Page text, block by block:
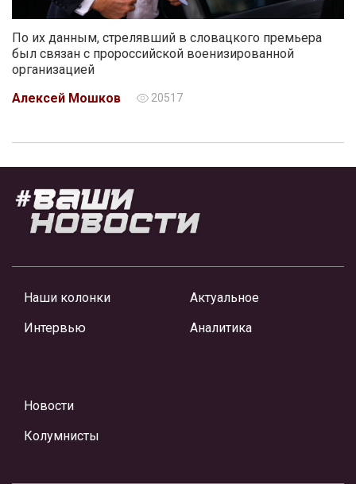
По их данным, стрелявший в словацкого премьера
был связан с пророссийской военизированной
организацией
Алексей Мошков
20517
Наши колонки
Интервью
Актуальное
Аналитика
Новости
Колумнисты